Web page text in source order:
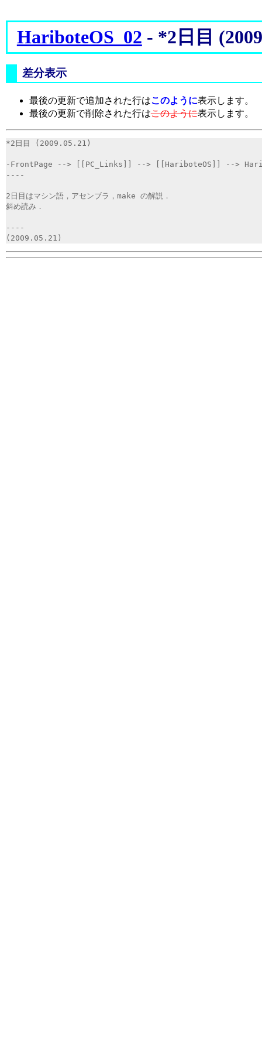
HariboteOS_02 - *2日目
差分表示
最後の更新で追加された行はこのように表示します。
最後の更新で削除された行はこのように表示します。
*2日目 (2009.05.21)
-FrontPage --> [[PC_Links]] --> [[HariboteOS]] -->
----
2日目はマシン語，アセンブラ，make の解説．
斜め読み．
----
(2009.05.21)